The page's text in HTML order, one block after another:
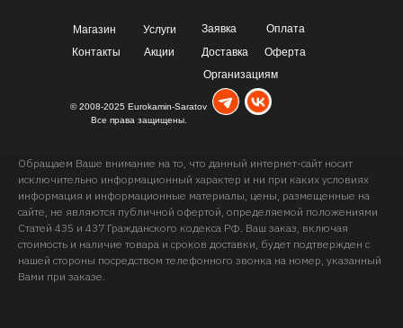
Магазин
© 2008-2025 Eurokamin-Saratov
Все права защищены.
Услуги Заявка
Оплата
Акции
Контакты Доставка
Оферта
Организациям
Обращаем Ваше внимание на то, что данный интернет-сайт носит
исключительно информационный характер и ни при каких условиях
информация и информационные материалы, цены, размещенные на
сайте, не являются публичной офертой, определяемой положениями
Статей 435 и 437 Гражданского кодекса РФ. Ваш заказ, включая
стоимость и наличие товара и сроков доставки, будет подтвержден с
нашей стороны посредством телефонного звонка на номер, указанный
Вами при заказе.